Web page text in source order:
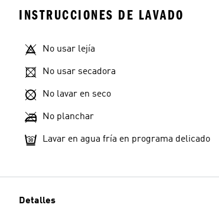
INSTRUCCIONES DE LAVADO
No usar lejía
No usar secadora
No lavar en seco
No planchar
Lavar en agua fría en programa delicado
Detalles